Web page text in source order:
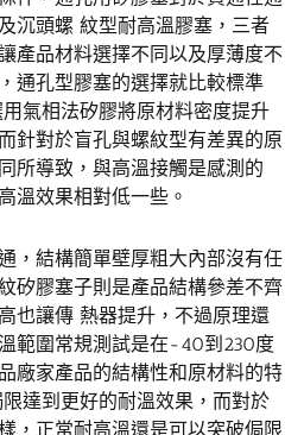
沉頭螺 紋型耐高溫膠塞，三者
產品材料選擇不同以及厚薄度不
通孔型膠塞的選擇就比較標準
氣相法矽膠將原材料密度提升
針對於盲孔與螺紋型有差異的原
所導致，與高溫接觸是感測的
溫效果相對低一些。
，結構簡單壁厚粗大內部沒有任
矽膠塞子則是產品結構參差不齊
也讓傳 熱器提升，不過原理還
範圍常規測試是在-40到230度
廠家產品的結構性和原材料的特
達到更好的耐溫效果，而對於
，正常耐高溫還是可以突破侷限